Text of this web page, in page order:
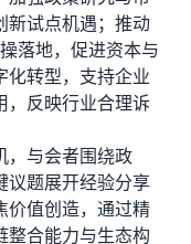
新试点机遇；推动
落地，促进资本与
化转型，支持企业
，反映行业合理诉
，与会者围绕政
议题展开经验分享
价值创造，通过精
整合能力与生态构